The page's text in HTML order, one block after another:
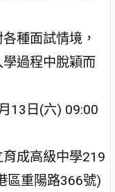
種面試情境，
過程中脫穎而
13日(六) 09:00
成高級中學219
區重陽路366號)